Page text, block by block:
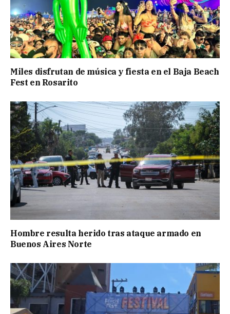
Miles disfrutan de música y fiesta en el Baja Beach
Fest en Rosarito
Hombre resulta herido tras ataque armado en
Buenos Aires Norte